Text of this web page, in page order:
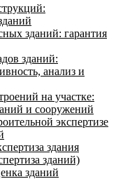
зданий: гарантия
зданий:
анализ и
на участке:
и сооружений
экспертизе
здания
зданий)
зданий